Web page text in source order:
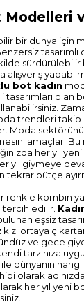
Modelleri
bir dünya için
tasarımlı
sürdürülebilir
alışveriş
bot kadın
olan
trendleri
Moda
amaçlar. Bu
her yıl
yıl giymeye
tekrar bütçe
renkle kombin
tercih edilir.
eşsiz
ortaya
ve gece
tarzınıza
dünyanın hangi
olarak
her yıl yeni